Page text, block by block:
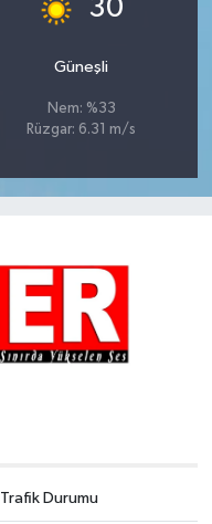
30
Güneşli
Nem: %33
Rüzgar: 6.31 m/s
Trafik Durumu